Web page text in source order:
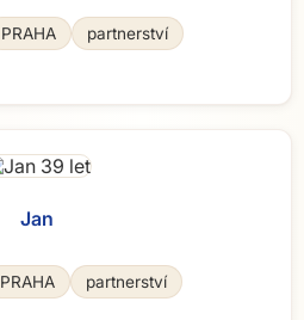
PRAHA partnerství
Jan
PRAHA partnerství